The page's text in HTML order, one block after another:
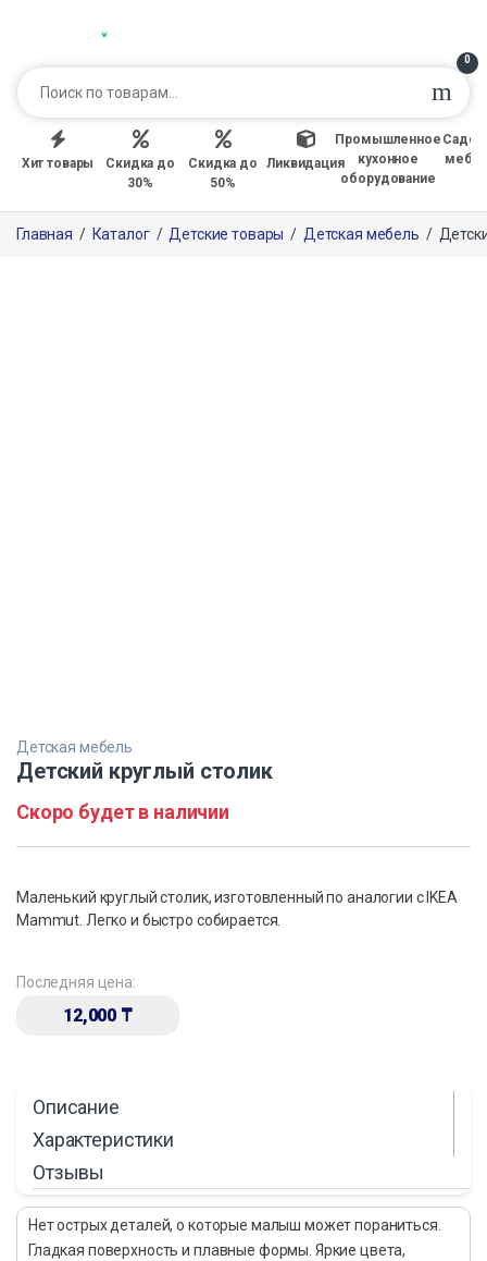
0
Хит товары
Скидка до
30%
Скидка до
50%
Ликвидация
Промышленное
кухонное
оборудование
Главная / Каталог / Детские товары / Детская мебель /
Детская мебель
Детский круглый столик
Скоро будет в наличии
Маленький круглый столик, изготовленный по аналогии с IKEA
Mammut. Легко и быстро собирается.
Последняя цена:
12,000 ₸
Описание
Характеристики
Отзывы
Нет острых деталей, о которые малыш может пораниться.
Гладкая поверхность и плавные формы. Яркие цвета,